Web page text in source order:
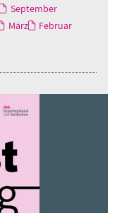
September
März
Februar